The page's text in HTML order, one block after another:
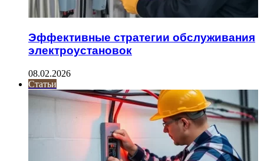
Эффективные стратегии обслуживания
электроустановок
08.02.2026
Статьи